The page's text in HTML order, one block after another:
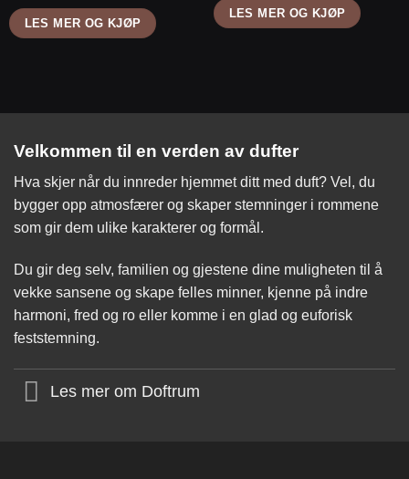
LES MER OG KJØP
LES MER OG KJØP
Velkommen til en verden av dufter
Hva skjer når du innreder hjemmet ditt med duft? Vel, du
bygger opp atmosfærer og skaper stemninger i rommene
som gir dem ulike karakterer og formål.
Du gir deg selv, familien og gjestene dine muligheten til å
vekke sansene og skape felles minner, kjenne på indre
harmoni, fred og ro eller komme i en glad og euforisk
feststemning.
Les mer om Doftrum